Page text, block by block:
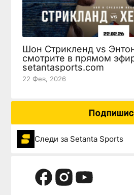
Шон Стрикленд vs
смотрите в прямом
setantasports.com
22 Фев, 2026
Следи за Setanta Sports